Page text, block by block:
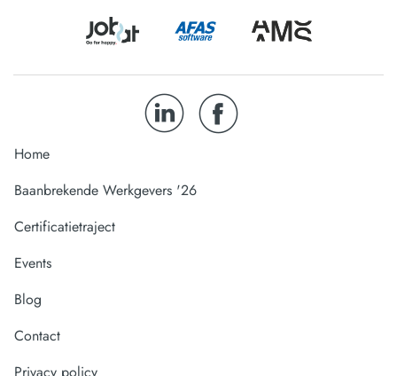
Home
Baanbrekende Werkgevers '26
Certificatietraject
Events
Blog
Contact